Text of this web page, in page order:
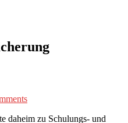
daheim zu Schulungs- und